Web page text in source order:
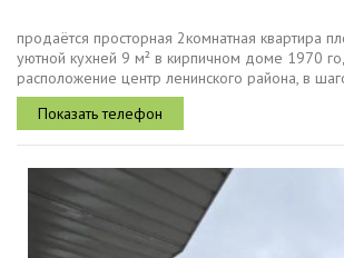
продаётся просторная 2комнатная квартира
уютной кухней 9 м² в кирпичном доме 1970
расположение центр ленинского района, в
проспект ленина, станция метро заречная,
магазины...